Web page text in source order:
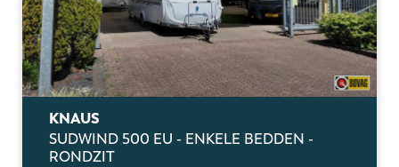
KNAUS
SUDWIND 500 EU - ENKELE BEDDEN -
RONDZIT